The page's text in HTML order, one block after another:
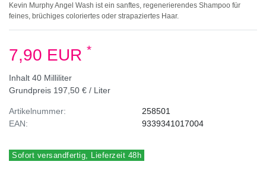
Kevin Murphy Angel Wash ist ein sanftes, regenerierendes Shampoo für
feines, brüchiges coloriertes oder strapaziertes Haar.
7,90 EUR *
Inhalt 40 Milliliter
Grundpreis 197,50 € / Liter
Artikelnummer:
EAN:
258501
9339341017004
Sofort versandfertig, Lieferzeit 48h